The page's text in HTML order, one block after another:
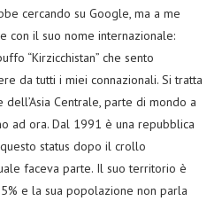
cercando su Google, ma a me
con il suo nome internazionale:
“Kirzicchistan” che sento
da tutti i miei connazionali. Si tratta
Centrale, parte di mondo a
ad ora. Dal 1991 è una repubblica
status dopo il crollo
faceva parte. Il suo territorio è
e la sua popolazione non parla